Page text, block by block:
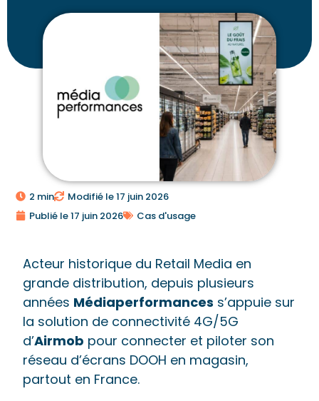
2 min
Modifié le 17 juin 2026
Publié le17 juin 2026 Cas d'usage
Acteur historique du Retail Media en
grande distribution, depuis plusieurs
années Médiaperformances s’appuie sur
la solution de connectivité 4G/5G
d’Airmob pour connecter et piloter son
réseau d’écrans DOOH en magasin,
partout en France.